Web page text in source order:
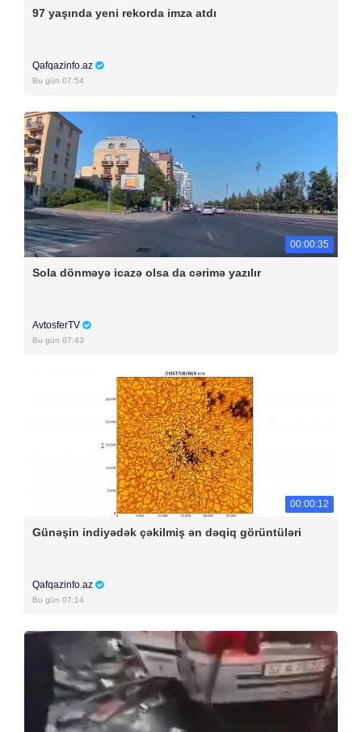
97 yaşında yeni rekorda imza atdı
Qafqazinfo.az
Bu gün 07:54
00:00:35
Sola dönməyə icazə olsa da cərimə yazılır
AvtosferTV
Bu gün 07:43
00:00:12
Günəşin indiyədək çəkilmiş ən dəqiq görüntüləri
Qafqazinfo.az
Bu gün 07:14